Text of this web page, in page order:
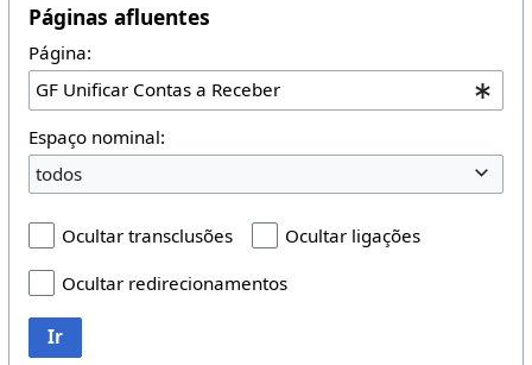
Páginas afluentes
Página:
Espaço nominal:
todos
Ocultar transclusões
Ocultar ligações
Ocultar redirecionamentos
Ir